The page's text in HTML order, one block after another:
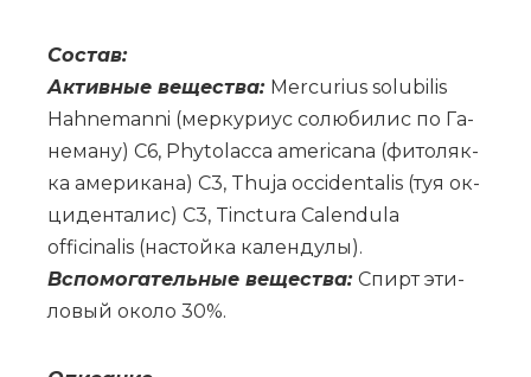
Со­став:
Ак­тив­ные ве­ще­ства: Mercurius solubilis
Hahnemanni (мер­ку­ри­ус со­лю­би­лис по Га­
не­ма­ну) C6, Phytolacca americana (фи­то­ляк­
ка аме­ри­ка­на) C3, Thuja occidentalis (туя ок­
ци­ден­та­лис) C3, Tinctura Calendula
officinalis (на­стойка ка­лен­ду­лы).
Вс­по­мо­га­тель­ные ве­ще­ства: Спирт эти­
ло­вый око­ло 30%.